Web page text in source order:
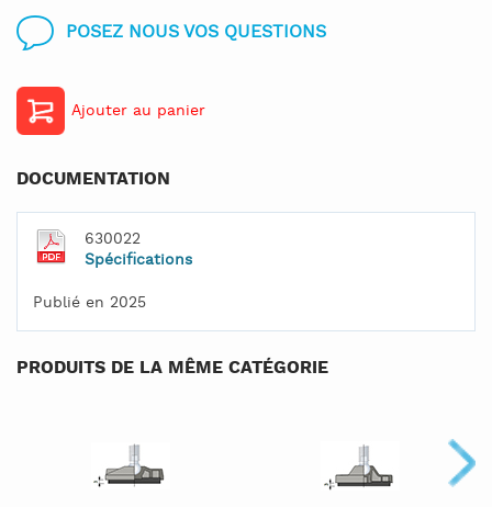
POSEZ NOUS VOS QUESTIONS
Ajouter au panier
DOCUMENTATION
630022
Spécifications
Publié en 2025
PRODUITS DE LA MÊME CATÉGORIE